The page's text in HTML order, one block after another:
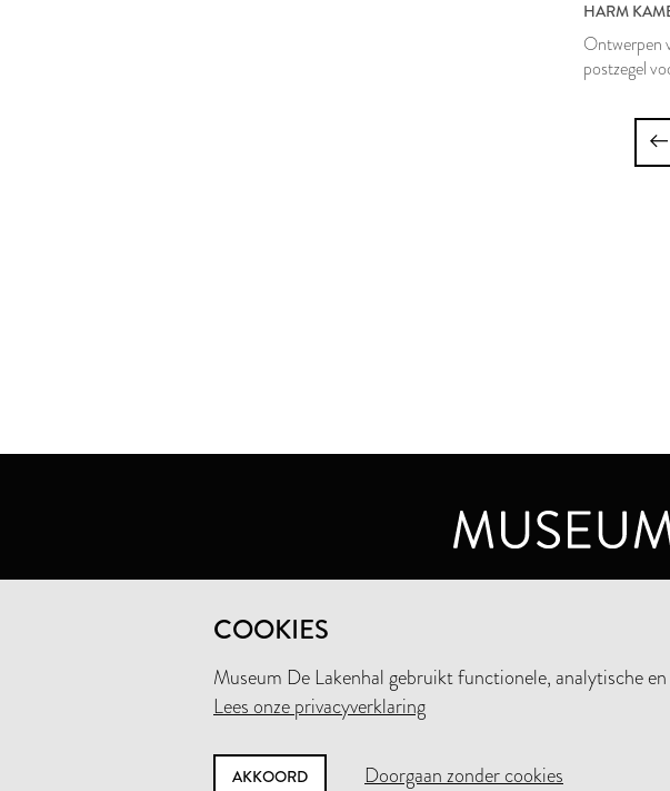
HARM
Ontwerpen
postzegel
COOKIES
Museum De Lakenhal gebruikt functionele, analytische
Lees onze privacyverklaring
AKKOORD Doorgaan zonder cookies
MUSEUM DE LAKENHAL
OUDE SINGEL 32
+31 (0)71 5165360